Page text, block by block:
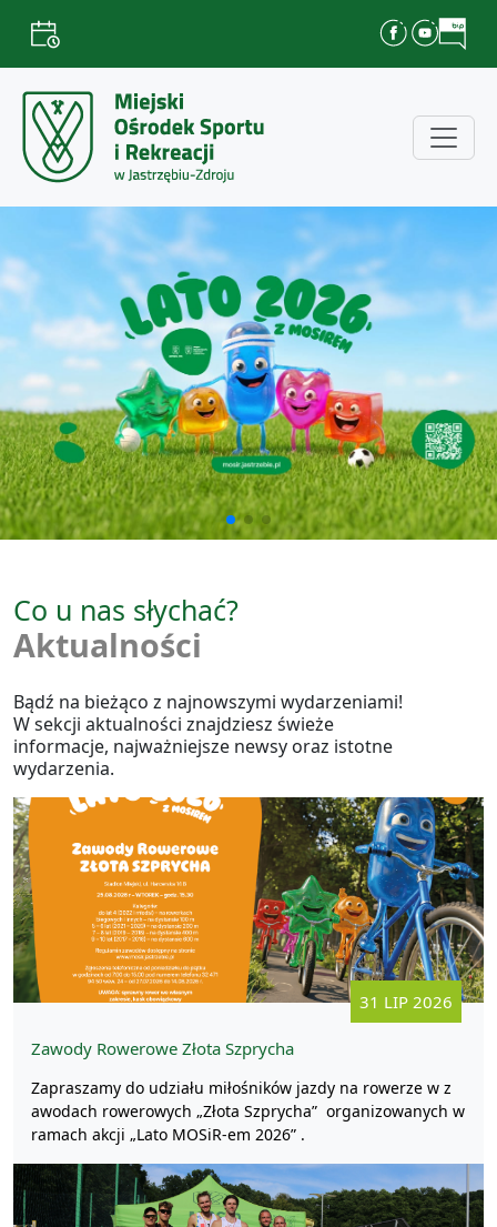
Co u nas słychać?
Aktualności
Bądź na bieżąco z najnowszymi wydarzeniami!
W sekcji aktualności znajdziesz świeże
informacje, najważniejsze newsy oraz istotne
wydarzenia.
31 LIP 2026
Zawody Rowerowe Złota Szprycha
Zapraszamy do udziału miłośników jazdy na rowerze w z
awodach rowerowych „Złota Szprycha” organizowanych w
ramach akcji „Lato MOSiR-em 2026” .